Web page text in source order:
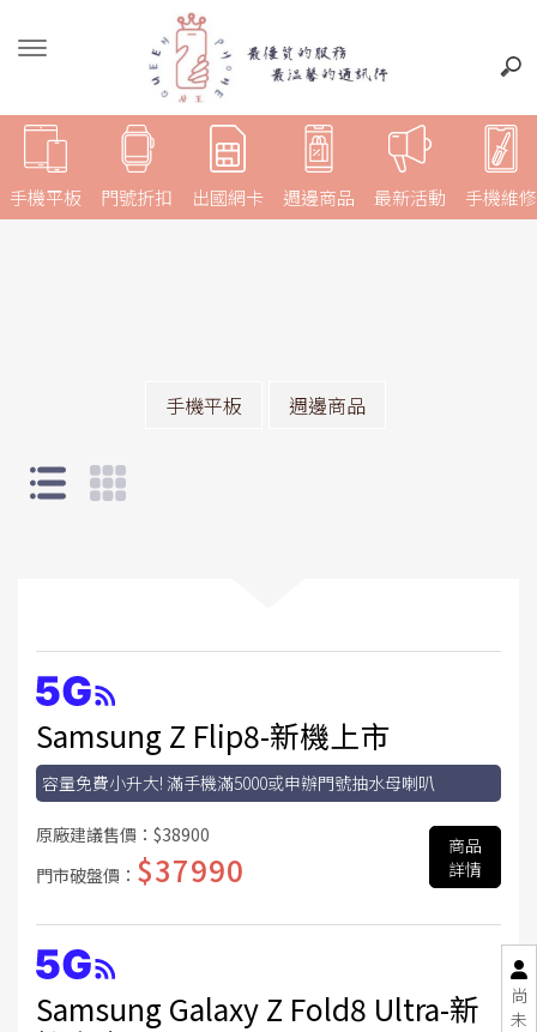
尚
未
手機平板 門號折扣 週邊商品 最新活動 手機維修
出國網卡
手機平板 週邊商品
Samsung Z Flip8-新機上市
容量免費小升大! 滿手機滿5000或申辦門號抽水母喇叭
原廠建議售價： $38900
門市破盤價： $37990
商品
詳情
Samsung Galaxy Z Fold8 Ultra-新